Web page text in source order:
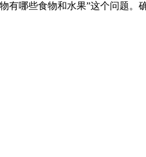
哪些食物和水果”这个问题